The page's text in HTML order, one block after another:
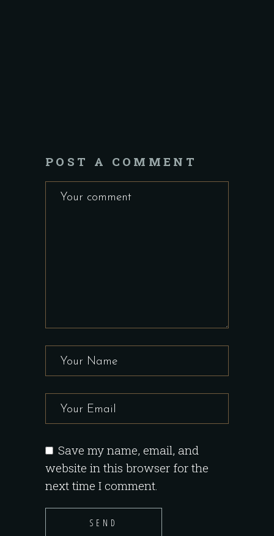
POST A COMMENT
Save my name, email, and
website in this browser for the
next time I comment.
SEND